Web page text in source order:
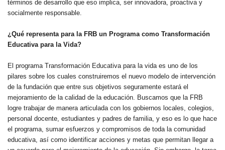
términos de desarrollo que eso implica, ser innovadora, proactiva y
socialmente responsable.
¿Qué representa para la FRB un Programa como Transformación
Educativa para la Vida?
El programa Transformación Educativa para la vida es uno de los
pilares sobre los cuales construiremos el nuevo modelo de intervención
de la fundación que entre sus objetivos seguramente estará el
mejoramiento de la calidad de la educación. Buscamos que la FRB
logre trabajar de manera articulada con los gobiernos locales, colegios,
personal docente, estudiantes y padres de familia, y eso es lo que hace
el programa, sumar esfuerzos y compromisos de toda la comunidad
educativa, así como identificar acciones y metas que permitan llegar a